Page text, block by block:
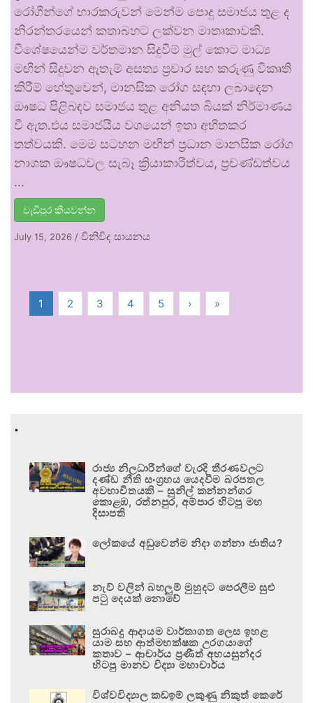
රෝගීන්ගේ භාරකරුවන් මෙන්ම පොදු සමාජය තුළ ද
නිරන්තරයෙන් කතාබහට ලක්වන මාතෘකාවකි.
විශේෂයෙන්ම වර්තමාන සිදුවීම් මුල් කොට මාධ්‍ය
මඟින් සිදුවන ඇතැම් අසත්‍ය ප්‍රචාර සහ කරුණු විකෘති
කිරීම් හේතුවෙන්, මානසික රෝග සඳහා ලබාදෙන
ඖෂධ පිළිබඳව සමාජය තුළ අනියත බියක් නිර්මාණය
වී ඇත.එය සමාජයීය වශයෙන් ඉතා අහිතකර
තත්වයකි. මෙම සටහන මඟින් ප්‍රධාන මානසික රෝග
නාශක ඖෂධවල සැබෑ ක්‍රියාකාරීත්වය, ප්‍රචණ්ඩත්වය
…
වැඩිපුර කියවන්න
July 15, 2026 / විනිවිද සායනය
1 2 3 4 5 › »
.
රාජ්‍ය නිලධාරීන්ගේ වැරදි තීරණවලට
දණ්ඩ නීති සංග්‍රහය යෙදවීම බරපතල
අවභාවිතයකි – සුනිල් කන්නන්ගර
කොළඹ, රත්නපුර, අම්පාර හිටපු මහ
දිසාපති
ලෝකයේ අඩුවෙන්ම නිදා ගන්නා ජාතිය?
නැව් වලින් බහලුම් මුහුදට පෙරලීම සුළු
පටු දෙයක් නොවේ
සුරාබදු ආදායම වාර්තාගත ලෙස ඉහළ
යාම සහ ආත්මභක්ෂක උරගයාගේ
කතාව – ආචාර්ය ප්‍රණීත් අභයසුන්දර
හිටපු මානව විද්‍යා මහාචාර්ය
විශ්වවිද්‍යාල කඩඉම් ලකුණු නිකුත් කෙරේ